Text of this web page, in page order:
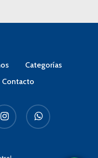
Categorías
Contacto
whatsapp